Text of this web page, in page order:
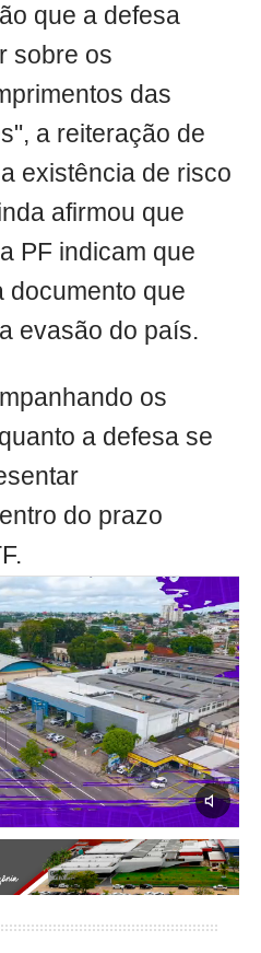
que a defesa
sobre os
das
a reiteração de
existência de risco
afirmou que
PF indicam que
documento que
evasão do país.
os
a defesa se
do prazo